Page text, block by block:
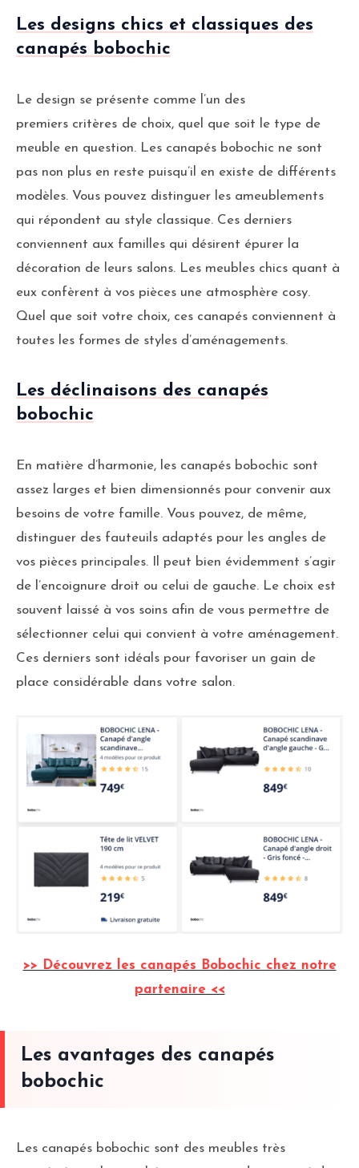
Les designs chics et classiques des
canapés bobochic
Le design se présente comme l’un des
premiers critères de choix, quel que soit le type de
meuble en question. Les canapés bobochic ne sont
pas non plus en reste puisqu’il en existe de différents
modèles. Vous pouvez distinguer les ameublements
qui répondent au style classique. Ces derniers
conviennent aux familles qui désirent épurer la
décoration de leurs salons. Les meubles chics quant à
eux confèrent à vos pièces une atmosphère cosy.
Quel que soit votre choix, ces canapés conviennent à
toutes les formes de styles d’aménagements.
Les déclinaisons des canapés
bobochic
En matière d’harmonie, les canapés bobochic sont
assez larges et bien dimensionnés pour convenir aux
besoins de votre famille. Vous pouvez, de même,
distinguer des fauteuils adaptés pour les angles de
vos pièces principales. Il peut bien évidemment s’agir
de l’encoignure droit ou celui de gauche. Le choix est
souvent laissé à vos soins afin de vous permettre de
sélectionner celui qui convient à votre aménagement.
Ces derniers sont idéals pour favoriser un gain de
place considérable dans votre salon.
>> Découvrez les canapés Bobochic chez notre
partenaire <<
Les avantages des canapés
bobochic
Les canapés bobochic sont des meubles très